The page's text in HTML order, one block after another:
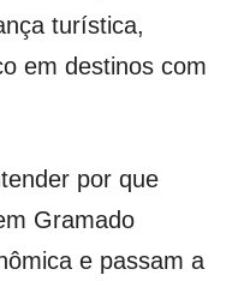
turística,
em destinos com
por que
Gramado
e passam a